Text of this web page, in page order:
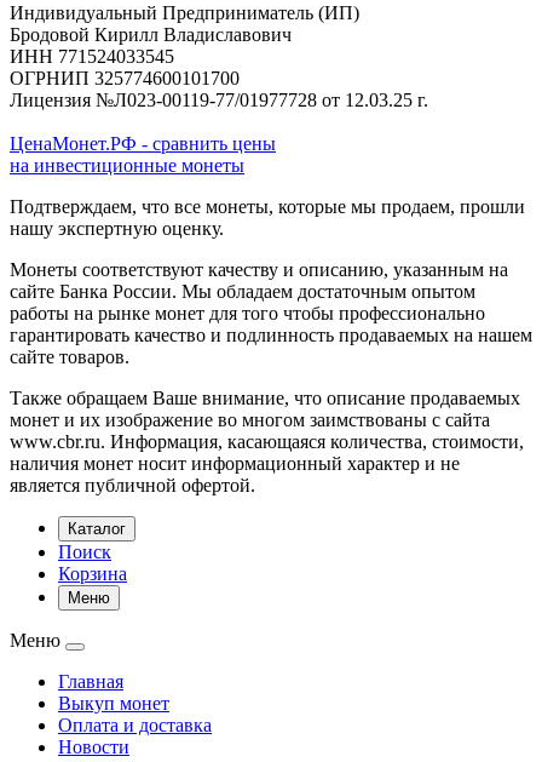
Индивидуальный Предприниматель (ИП)
Бродовой Кирилл Владиславович
ИНН 771524033545
ОГРНИП 325774600101700
Лицензия №Л023-00119-77/01977728 от 12.03.25 г.
ЦенаМонет.РФ - сравнить цены
на инвестиционные монеты
Подтверждаем, что все монеты, которые мы продаем, прошли
нашу экспертную оценку.
Монеты соответствуют качеству и описанию, указанным на
сайте Банка России. Мы обладаем достаточным опытом
работы на рынке монет для того чтобы профессионально
гарантировать качество и подлинность продаваемых на нашем
сайте товаров.
Также обращаем Ваше внимание, что описание продаваемых
монет и их изображение во многом заимствованы с сайта
www.cbr.ru. Информация, касающаяся количества, стоимости,
наличия монет носит информационный характер и не
является публичной офертой.
Каталог
Поиск
Корзина
Меню
Меню
Главная
Выкуп монет
Оплата и доставка
Новости